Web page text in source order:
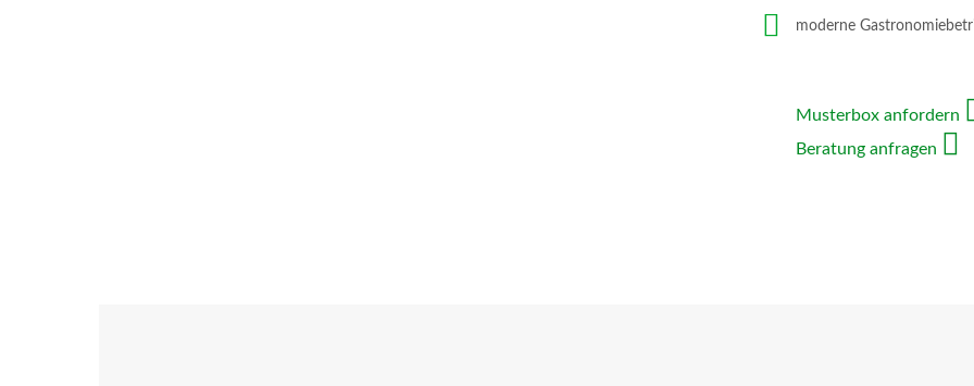
moderne
Musterbox anfordern
Beratung anfragen